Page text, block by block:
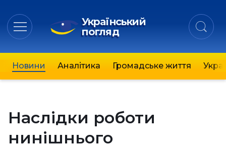
Український
погляд
Новини Аналітика Громадське життя
Наслідки роботи
нинішнього